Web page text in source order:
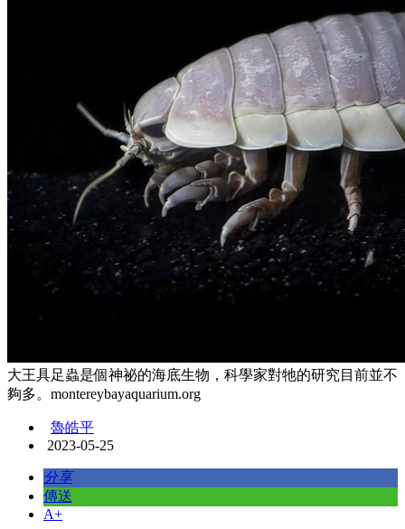
大王具足蟲是個神祕的海底生物，科學家對牠的研究目前並不
夠多。montereybayaquarium.org
魯皓平
2023-05-25
分享
傳送
A+